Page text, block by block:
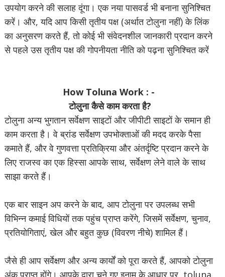
उपयोग करने की सलाह दूंगा। एक नया पासवर्ड भी बनाना सुनिश्चित
करें। और, यदि आप किसी तृतीय पक्ष (अर्थात टोलुना नहीं) के लिंक
का अनुसरण करते हैं, तो कोई भी संवेदनशील जानकारी प्रदान करने
से पहले उस तृतीय पक्ष की गोपनीयता नीति को पढ़ना सुनिश्चित करें
How Toluna Work : -
टोलुना कैसे काम करता है?
टोलुना अन्य भुगतान सर्वेक्षण साइटों और जीपीटी साइटों के समान ही
काम करता है। वे ब्रांड सर्वेक्षण उपभोक्ताओं की मदद करके पैसा
कमाते हैं, और वे गुणवत्ता प्रतिक्रिया और अंतर्दृष्टि प्रदान करने के
लिए राजस्व का एक हिस्सा आपके साथ, सर्वेक्षण लेने वाले के साथ
साझा करते हैं।
एक बार साइन अप करने के बाद, आप टोलुना पर उपलब्ध सभी
विभिन्न कमाई विधियों तक पहुंच प्राप्त करेंगे, जिसमें सर्वेक्षण, चुनाव,
प्रतियोगिताएं, खेल और बहुत कुछ (विवरण नीचे) शामिल हैं।
जैसे ही आप सर्वेक्षण और अन्य कार्यों को पूरा करते हैं, आपको टोलुना
अंक प्राप्त होंगे। आपके द्वारा चुने गए इनाम के आधार पर, toluna